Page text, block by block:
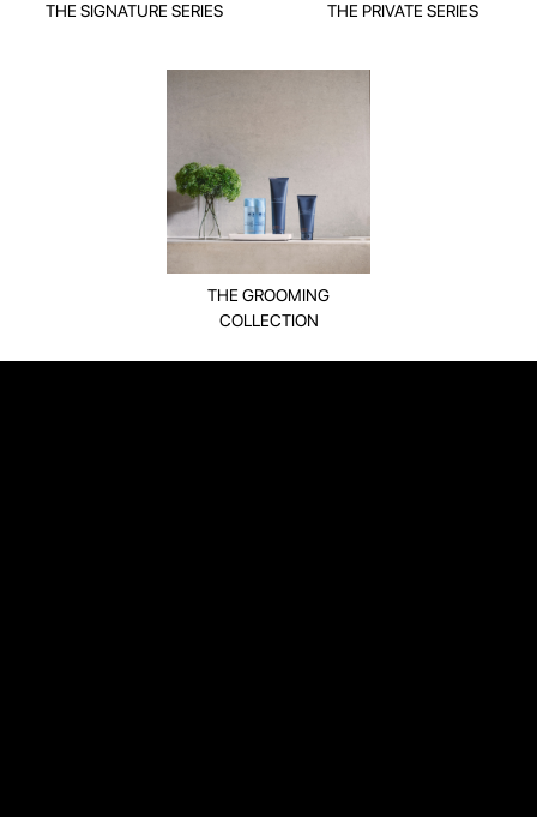
THE SIGNATURE SERIES THE PRIVATE SERIES
THE GROOMING
COLLECTION